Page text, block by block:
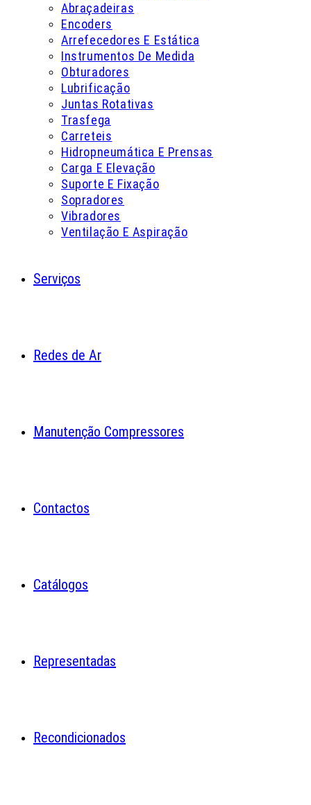
Abraçadeiras
Encoders
Arrefecedores E Estática
Instrumentos De Medida
Obturadores
Lubrificação
Juntas Rotativas
Trasfega
Carreteis
Hidropneumática E Prensas
Carga E Elevação
Suporte E Fixação
Sopradores
Vibradores
Ventilação E Aspiração
Serviços
Redes de Ar
Manutenção Compressores
Contactos
Catálogos
Representadas
Recondicionados